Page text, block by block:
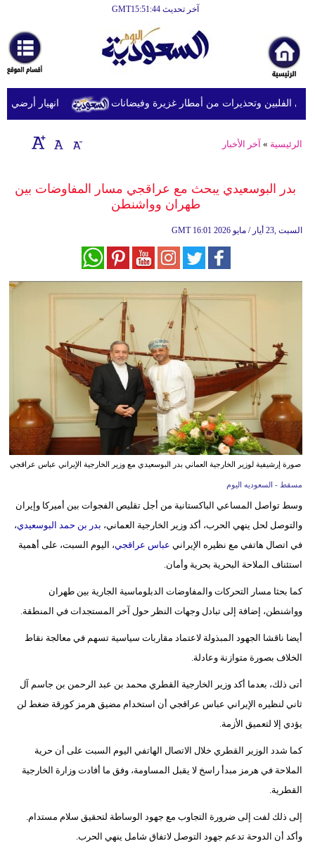
آخر تحديث GMT15:51:44
أخبارعاجلة
رياضة
ثقافة
إقتصاد
وموسيقى
إعلام
تعليم
علوم
وتكنولوجيا
سيارات
انهيار أرضي يودي بحياة 14 شخصًا داخل الفلبين وتحذيرات من أمطار غزيرة وفيضانات
الرئيسية » آخر الأخبار
بدر البوسعيدي يبحث مع عراقجي مسار المفاوضات بين
طهران وواشنطن
GMT 16:01 2026 السبت ,23 أيار / مايو
صورة إرشيفية لوزير الخارجية العماني بدر البوسعيدي مع وزير الخارجية الإيراني عباس عراقجي
مسقط - السعوديه اليوم
وسط تواصل المساعي الباكستانية من أجل تقليص الفجوات بين أميركا وإيران
والتوصل لحل ينهي الحرب، أكد وزير الخارجية العماني، بدر بن حمد البوسعيدي،
في اتصال هاتفي مع نظيره الإيراني عباس عراقجي، اليوم السبت، على أهمية
استئناف الملاحة البحرية بحرية وأمان.
كما بحثا مسار التحركات والمفاوضات الدبلوماسية الجارية بين طهران
وواشنطن، إضافة إلى تبادل وجهات النظر حول آخر المستجدات في المنطقة.
أيضا ناقشا الجهود المبذولة لاعتماد مقاربات سياسية تسهم في معالجة نقاط
الخلاف بصورة متوازنة وعادلة.
أتى ذلك، بعدما أكد وزير الخارجية القطري محمد بن عبد الرحمن بن جاسم آل
ثاني لنظيره الإيراني عباس عراقجي أن استخدام مضيق هرمز كورقة ضغط لن
يؤدي إلا لتعميق الأزمة.
كما شدد الوزير القطري خلال الاتصال الهاتفي اليوم السبت على أن حرية
الملاحة في هرمز مبدأ راسخ لا يقبل المساومة، وفق ما أفادت وزارة الخارجية
القطرية.
إلى ذلك لفت إلى ضرورة التجاوب مع جهود الوساطة لتحقيق سلام مستدام.
وأكد أن الدوحة تدعم جهود التوصل لاتفاق شامل ينهي الحرب.